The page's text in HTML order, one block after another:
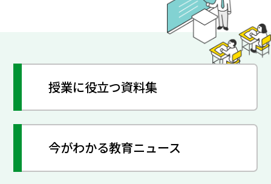
授業に役立つ資料集
今がわかる教育ニュース